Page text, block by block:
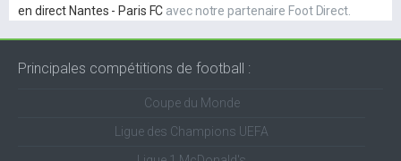
en direct Nantes - Paris FC avec notre partenaire Foot Direct.
Principales compétitions de football :
Coupe du Monde
Ligue des Champions UEFA